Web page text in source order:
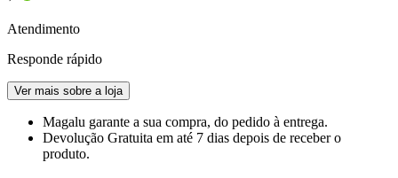
Atendimento
Responde rápido
Ver mais sobre a loja
Magalu garante a sua compra, do pedido à entrega.
Devolução Gratuita em até 7 dias depois de receber o
produto.